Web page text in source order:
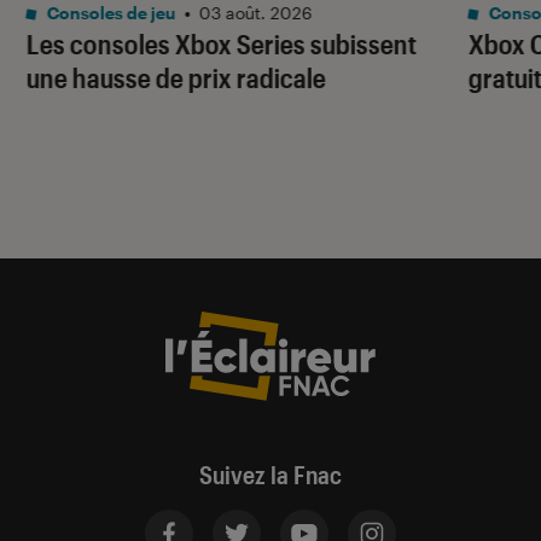
Les consoles Xbox Series subissent
une hausse de prix radicale
Consoles de jeu • 03 août. 2026
Xbox
Suivez la Fnac